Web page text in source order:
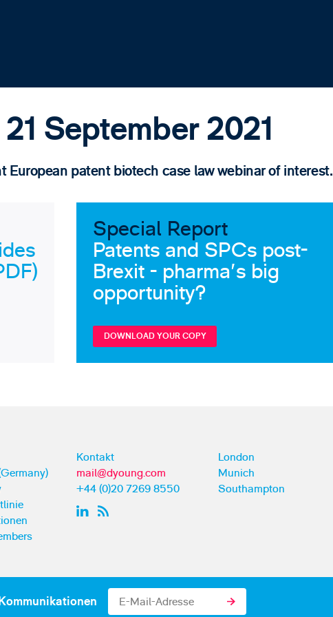
September 2021
European patent biotech case law webinar of interest.
Special Report
Patents and SPCs post-
Brexit - pharma's big
opportunity?
DOWNLOAD YOUR COPY
Kontakt
mail@dyoung.com
+44 (0)20 7269 8550
London
Munich
Southampton